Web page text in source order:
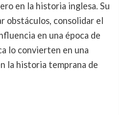
en la historia inglesa. Su
obstáculos, consolidar el
en una época de
lo convierten en una
la historia temprana de